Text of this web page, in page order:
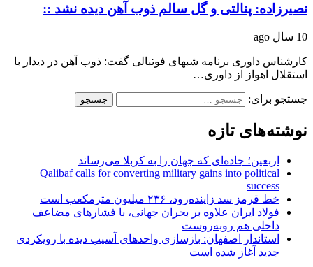
نصیرزاده: پنالتی و گل سالم ذوب آهن دیده نشد ::
10 سال ago
کارشناس داوری برنامه شبهای فوتبالی گفت: ذوب آهن در دیدار با
استقلال اهواز از داوری…
جستجو برای:
نوشته‌های تازه
اربعین؛ جاده‌ای که جهان را به کربلا می‌رساند
Qalibaf calls for converting military gains into political
success
خط قرمز سد زاینده‌رود، ۲۳۶ میلیون مترمکعب است
فولاد ایران علاوه بر بحران جهانی، با فشارهای مضاعف
داخلی هم روبه‌روست
استاندار اصفهان: بازسازی واحدهای آسیب دیده با رویکردی
جدید آغاز شده است